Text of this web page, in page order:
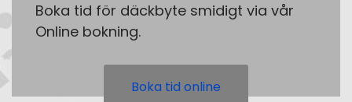
Boka tid för däckbyte smidigt via vår
Online bokning.
Boka tid online